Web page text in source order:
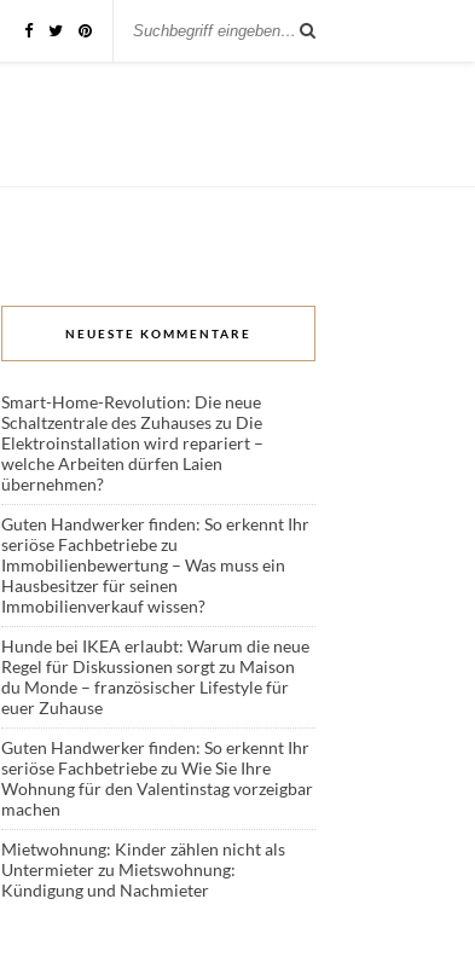
NEUESTE KOMMENTARE
Smart-Home-Revolution: Die neue
Schaltzentrale des Zuhauseszu Die
Elektroinstallation wird repariert –
welche Arbeiten dürfen Laien
übernehmen?
Guten Handwerker finden: So erkennt Ihr
seriöse Fachbetriebezu
Immobilienbewertung – Was muss ein
Hausbesitzer für seinen
Immobilienverkauf wissen?
Hunde bei IKEA erlaubt: Warum die neue
Regel für Diskussionen sorgtzu Maison
du Monde – französischer Lifestyle für
euer Zuhause
Guten Handwerker finden: So erkennt Ihr
seriöse Fachbetriebezu Wie Sie Ihre
Wohnung für den Valentinstag vorzeigbar
machen
Mietwohnung: Kinder zählen nicht als
Untermieterzu Mietswohnung:
Kündigung und Nachmieter